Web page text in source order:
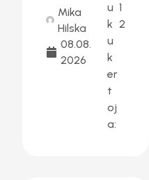
Mika
Hilska
08.08.
2026
u
k
u
k
er
t
oj
a:
1
2